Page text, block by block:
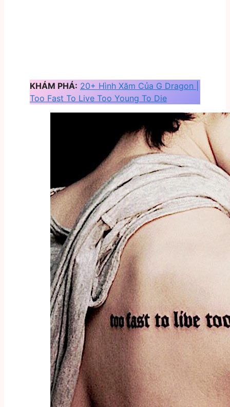
KHÁM PHÁ: 20+ Hình Xăm Của G Dragon |
Too Fast To Live Too Young To Die